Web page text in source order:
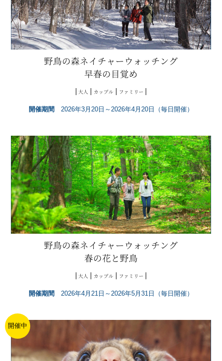
野鳥の森ネイチャーウォッチング
早春の目覚め
大人 カップル ファミリー
開催期間 2026年3月20日～2026年4月20日（毎日開催）
野鳥の森ネイチャーウォッチング
春の花と野鳥
大人 カップル ファミリー
開催期間 2026年4月21日～2026年5月31日（毎日開催）
開催中